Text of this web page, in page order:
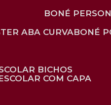
BONÉ
ABA CURVA
BONÉ
BICHOS
COM CAPA